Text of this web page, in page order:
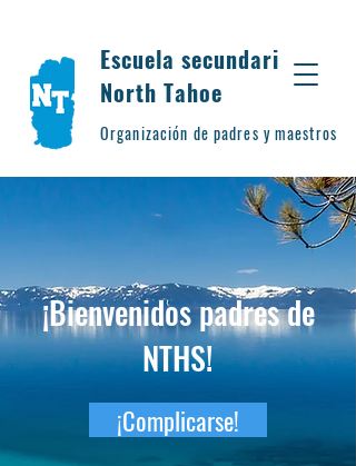
Escuela secundaria
North Tahoe
Organización de padres y maestros
¡Bienvenidos padres de
NTHS!
¡Complicarse!